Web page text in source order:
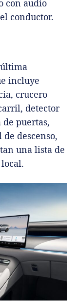
con audio
conductor.
incluye
crucero
detector
puertas,
descenso,
una lista de